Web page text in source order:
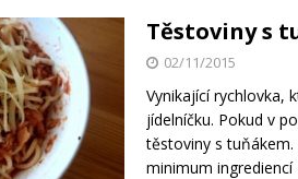
Těstoviny s
02/11/2015
Vynikající rychlovka,
jídelníčku. Pokud v
těstoviny s
minimum